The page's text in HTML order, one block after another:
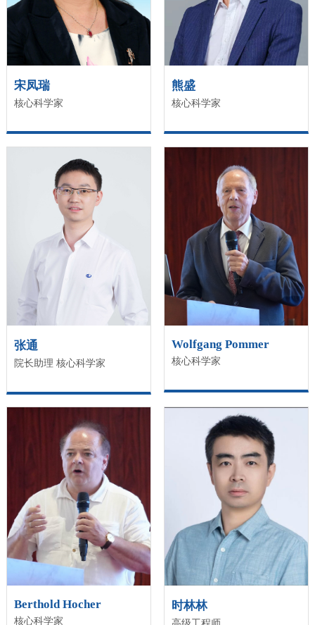
宋凤瑞
核心科学家
熊盛
核心科学家
张通
院长助理 核心科学家
Wolfgang Pommer
核心科学家
Berthold Hocher
核心科学家
时林林